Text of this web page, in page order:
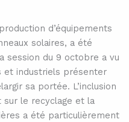
d’équipements
solaires, a été
session du 9 octobre a vu
et industriels présenter
sa portée. L’inclusion
le recyclage et la
a été particulièrement